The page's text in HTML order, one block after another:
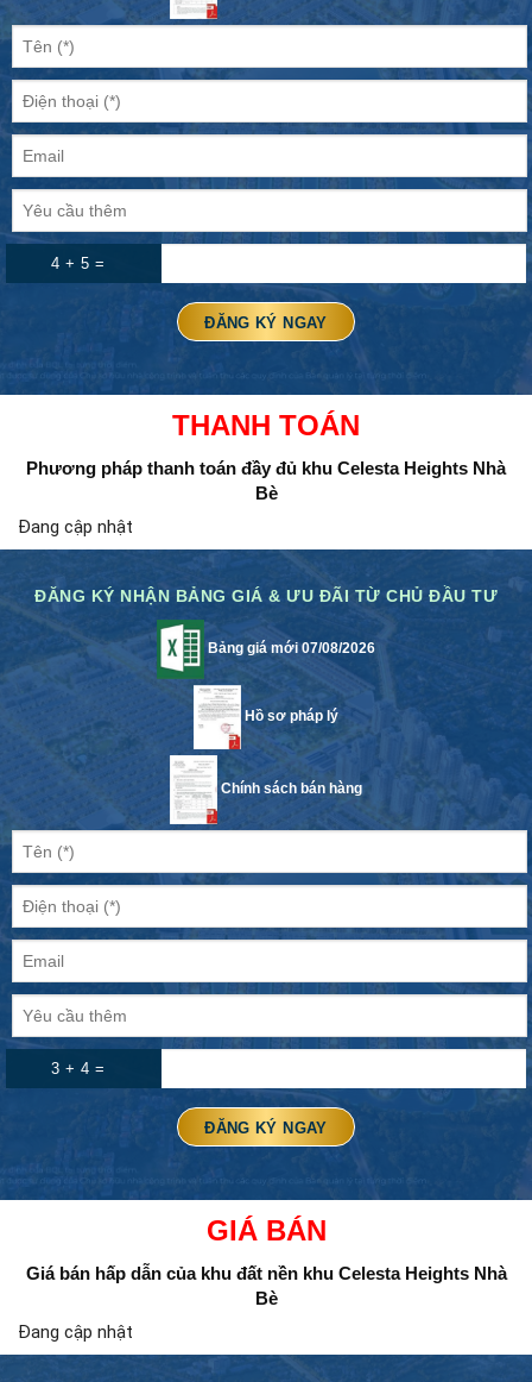
4 + 5 =
THANH TOÁN
Phương pháp thanh toán đầy đủ khu Celesta Heights Nhà
Bè
Đang cập nhật
ĐĂNG KÝ NHẬN BẢNG GIÁ & ƯU ĐÃI TỪ CHỦ ĐẦU TƯ
Bảng giá mới 07/08/2026
Hồ sơ pháp lý
Chính sách bán hàng
3 + 4 =
GIÁ BÁN
Giá bán hấp dẫn của khu đất nềnkhu Celesta Heights Nhà
Bè
Đang cập nhật